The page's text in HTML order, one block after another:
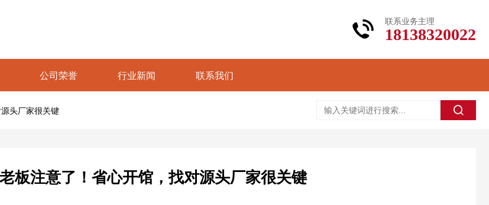
联系业务主理
18138320022
公司荣誉 行业新闻 联系我们
头厂家很关键
板注意了！省心开馆，找对源头厂家很关键